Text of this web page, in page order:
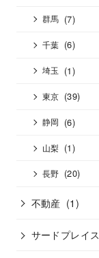
群馬 (7)
千葉 (6)
埼玉 (1)
東京 (39)
静岡 (6)
山梨 (1)
長野 (20)
不動産 (1)
サードプレイス